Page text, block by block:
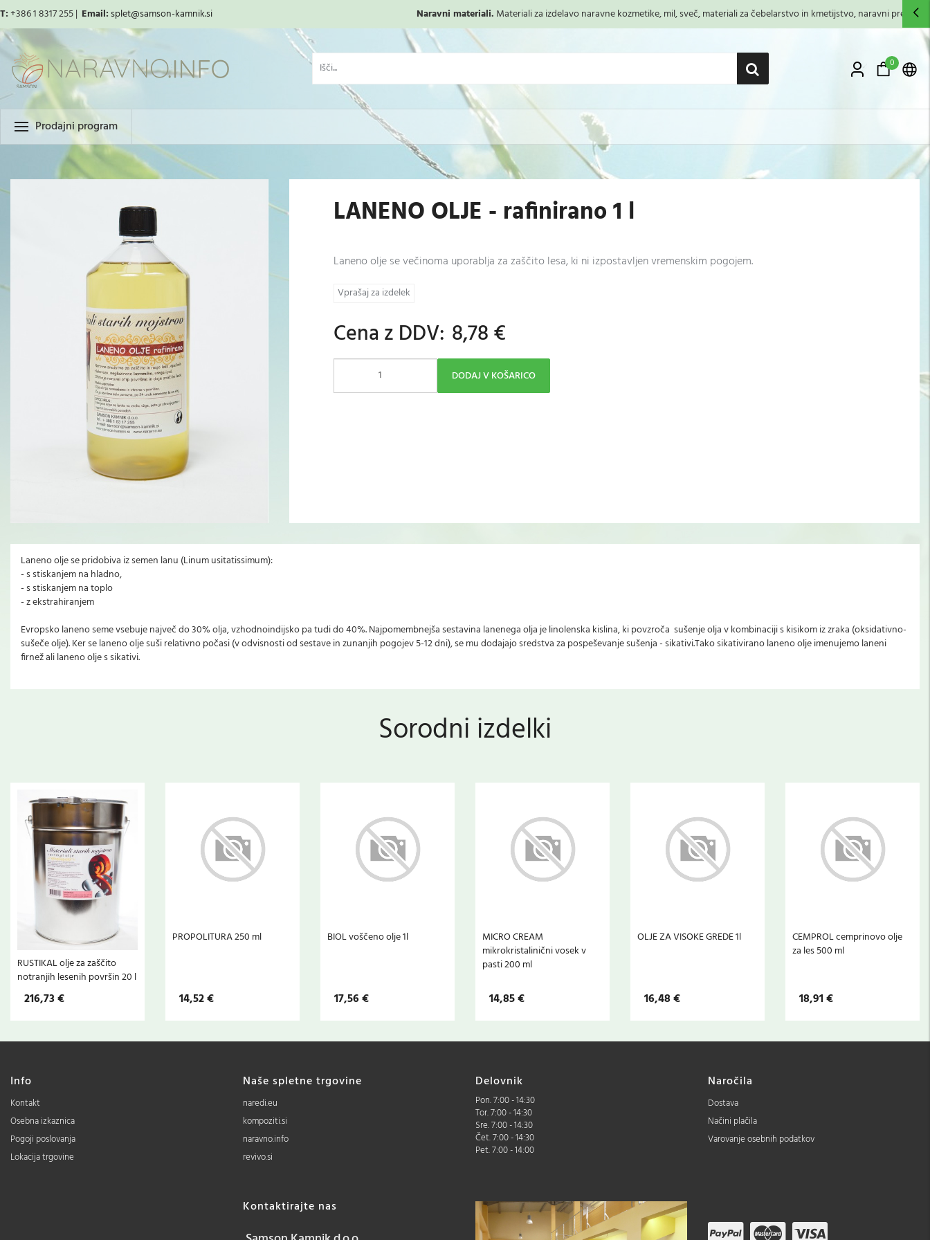
T:+386 1 8317 255 | Email:splet@samson-kamnik.si Naravni materiali. Materiali za izdelavo naravne kozmetike, mil, sveč, materiali za čebelarstvo in kmetijstvo, naravni premazi,...
0
Prodajni program
LANENO OLJE - rafinirano 1 l
Laneno olje se večinoma uporablja za zaščito lesa, ki ni izpostavljen vremenskim pogojem.
Vprašaj za izdelek
Cena z DDV: 8,78 €
DODAJ V KOŠARICO
Laneno olje se pridobiva iz semen lanu (Linum usitatissimum):
- s stiskanjem na hladno,
- s stiskanjem na toplo
- z ekstrahiranjem
Evropsko laneno seme vsebuje največ do 30% olja, vzhodnoindijsko pa tudi do 40%. Najpomembnejša sestavina lanenega olja je linolenska kislina, ki povzroča sušenje olja v kombinaciji s kisikom iz zraka (oksidativno-
sušeče olje). Ker se laneno olje suši relativno počasi (v odvisnosti od sestave in zunanjih pogojev 5-12 dni), se mu dodajajo sredstva za pospeševanje sušenja - sikativi.Tako sikativirano laneno olje imenujemo laneni
firnež ali laneno olje s sikativi.
Sorodni izdelki
RUSTIKAL olje za zaščito
notranjih lesenih površin 20 l
216,73 €
PROPOLITURA 250 ml
14,52 €
BIOL voščeno olje 1l
17,56 €
MICRO CREAM
mikrokristalinični vosek v
pasti 200 ml
14,85 €
OLJE ZA VISOKE GREDE 1l
16,48 €
CEMPROL cemprinovo olje
za les 500 ml
18,91 €
Info
Kontakt
Osebna izkaznica
Pogoji poslovanja
Lokacija trgovine
Naše spletne trgovine
naredi.eu
kompoziti.si
naravno.info
revivo.si
Delovnik
Pon. 7:00 - 14:30
Tor. 7:00 - 14:30
Sre. 7:00 - 14:30
Čet. 7:00 - 14:30
Pet. 7:00 - 14:00
Naročila
Dostava
Načini plačila
Varovanje osebnih podatkov
Kontaktirajte nas